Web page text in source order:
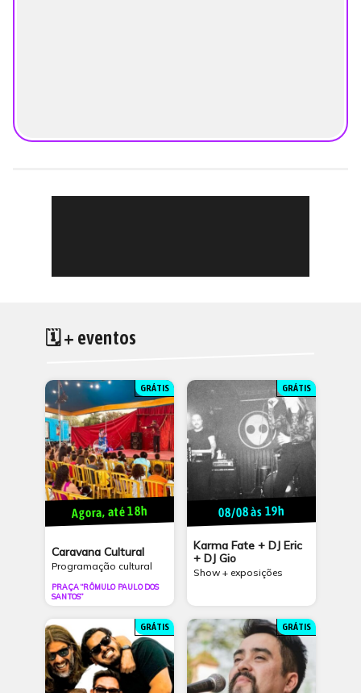
🗓 + eventos
GRÁTIS
Agora, até 18h
Caravana Cultural
Programação cultural
PRAÇA “RÔMULO PAULO DOS
SANTOS”
GRÁTIS
08/08 às 19h
Karma Fate + DJ Eric
+ DJ Gio
Show + exposições
GRÁTIS GRÁTIS